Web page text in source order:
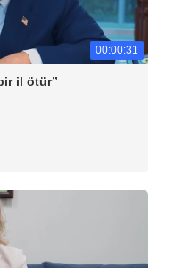
00:00:31
il ötür”